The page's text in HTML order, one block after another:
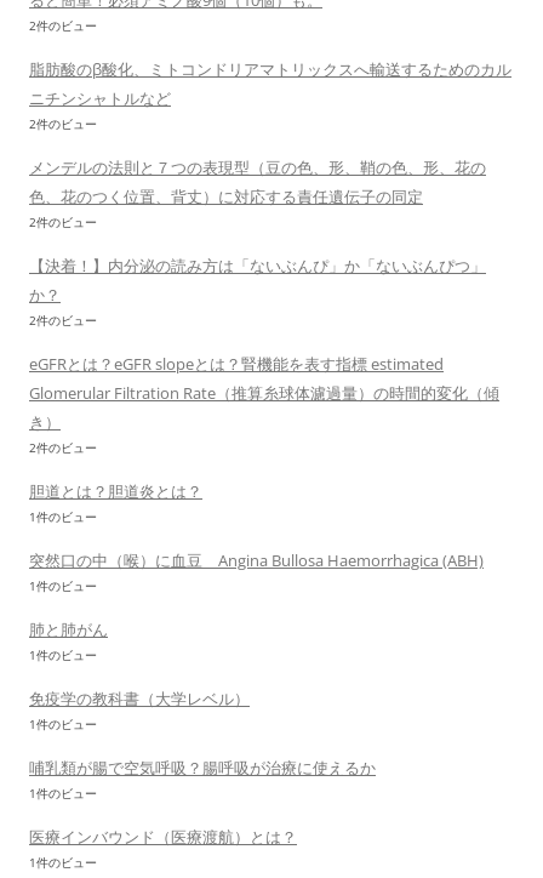
2件のビュー
脂肪酸のβ酸化、ミトコンドリアマトリックスへ輸送するためのカル
ニチンシャトルなど
2件のビュー
メンデルの法則と７つの表現型（豆の色、形、鞘の色、形、花の
色、花のつく位置、背丈）に対応する責任遺伝子の同定
2件のビュー
【決着！】内分泌の読み方は「ないぶんぴ」か「ないぶんぴつ」
か？
2件のビュー
eGFRとは？eGFR slopeとは？腎機能を表す指標 estimated
Glomerular Filtration Rate（推算糸球体濾過量）の時間的変化（傾
き）
2件のビュー
胆道とは？胆道炎とは？
1件のビュー
突然口の中（喉）に血豆 Angina Bullosa Haemorrhagica (ABH)
1件のビュー
肺と肺がん
1件のビュー
免疫学の教科書（大学レベル）
1件のビュー
哺乳類が腸で空気呼吸？腸呼吸が治療に使えるか
1件のビュー
医療インバウンド（医療渡航）とは？
1件のビュー